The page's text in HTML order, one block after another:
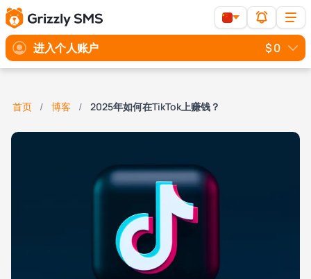
进入个人账户 $ 0
首页 博客 2025年如何在TikTok上赚钱？